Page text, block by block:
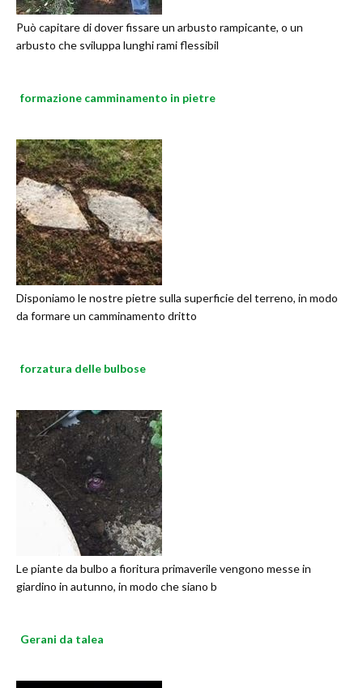
Può capitare di dover fissare un arbusto rampicante, o un
arbusto che sviluppa lunghi rami flessibil
formazione camminamento in pietre
Disponiamo le nostre pietre sulla superficie del terreno, in modo
da formare un camminamento dritto
forzatura delle bulbose
Le piante da bulbo a fioritura primaverile vengono messe in
giardino in autunno, in modo che siano b
Gerani da talea